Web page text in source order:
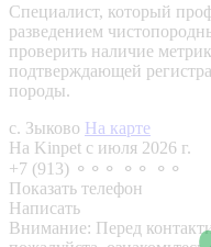
Специалист, который
разведением
проверить наличие
подтверждающей
породы.
с. Зыково На карте
На Kinpet c июля 2026 г.
+7 (913) ⚬⚬⚬ ⚬⚬ ⚬⚬
Показать телефон
Написать
Внимание: Перед